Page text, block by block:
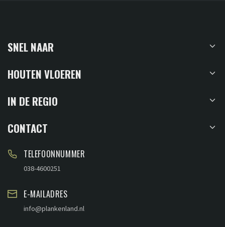
SNEL NAAR
HOUTEN VLOEREN
IN DE REGIO
CONTACT
TELEFOONNUMMER
038-4600251
E-MAILADRES
info@plankenland.nl